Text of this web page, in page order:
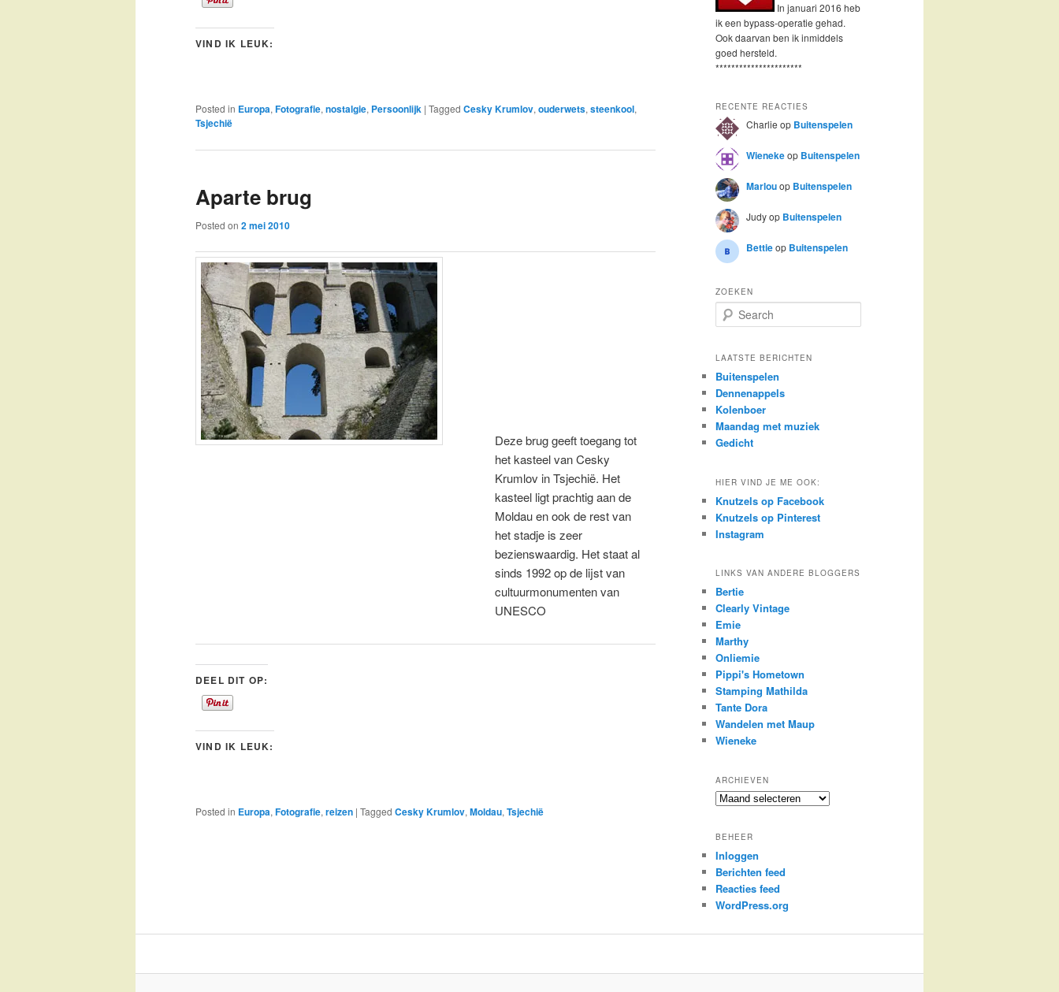
VIND IK LEUK:
Posted in Europa, Fotografie, nostalgie, Persoonlijk | Tagged Cesky Krumlov, ouderwets, steenkool,
Tsjechië
Aparte brug
Posted on 2 mei 2010
Deze brug geeft toegang tot
het kasteel van Cesky
Krumlov in Tsjechië. Het
kasteel ligt prachtig aan de
Moldau en ook de rest van
het stadje is zeer
bezienswaardig. Het staat al
sinds 1992 op de lijst van
cultuurmonumenten van
UNESCO
DEEL DIT OP:
VIND IK LEUK:
Posted in Europa, Fotografie, reizen | Tagged Cesky Krumlov, Moldau, Tsjechië
In januari 2016 heb
ik een bypass-operatie gehad.
Ook daarvan ben ik inmiddels
goed hersteld.
**********************
RECENTE REACTIES
Charlie op Buitenspelen
Wienekeop Buitenspelen
Marlouop Buitenspelen
Judyop Buitenspelen
Bettieop Buitenspelen
ZOEKEN
e
r
h
LAATSTE BERICHTEN
Buitenspelen
Dennenappels
Kolenboer
Maandag met muziek
Gedicht
HIER VIND JE ME OOK:
Knutzels op Facebook
Knutzels op Pinterest
Instagram
LINKS VAN ANDERE BLOGGERS
Bertie
Clearly Vintage
Emie
Marthy
Onliemie
Pippi's Hometown
Stamping Mathilda
Tante Dora
Wandelen met Maup
Wieneke
ARCHIEVEN
Archieven
BEHEER
Inloggen
Berichten feed
Reacties feed
WordPress.org